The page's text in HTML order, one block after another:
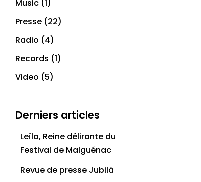
Music (1)
Presse (22)
Radio (4)
Records (1)
Video (5)
Derniers articles
Leïla, Reine délirante du
Festival de Malguénac
Revue de presse Jubilä